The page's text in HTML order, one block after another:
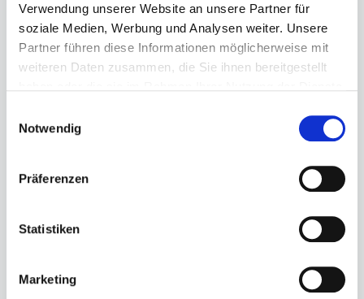
Verwendung unserer Website an unsere Partner für
soziale Medien, Werbung und Analysen weiter. Unsere
Partner führen diese Informationen möglicherweise mit
weiteren Daten zusammen, die Sie ihnen bereitgestellt
Notwendig
Präferenzen
Statistiken
Marketing
sogar zusätzliche Kosten verursachen.
mehr
29.07.2026
Hoffmeister-Kraut ist neue
Die Delegierten des Tourismus-Verbands Baden-
Hoffmeister-Kraut, Baden-Württembergs
Delegiertenversammlung im Stuttgarter Neuen